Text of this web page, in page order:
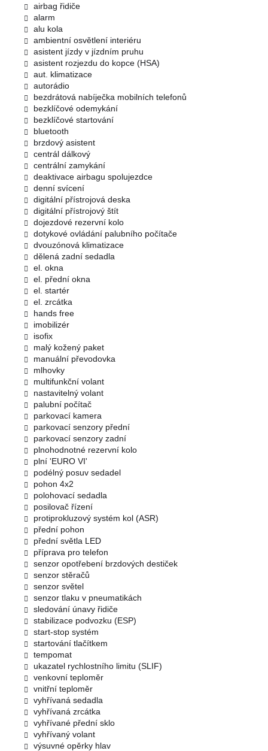
airbag řidiče
alarm
alu kola
ambientní osvětlení interiéru
asistent jízdy v jízdním pruhu
asistent rozjezdu do kopce (HSA)
aut. klimatizace
autorádio
bezdrátová nabíječka mobilních telefonů
bezklíčové odemykání
bezklíčové startování
bluetooth
brzdový asistent
centrál dálkový
centrální zamykání
deaktivace airbagu spolujezdce
denní svícení
digitální přístrojová deska
digitální přístrojový štít
dojezdové rezervní kolo
dotykové ovládání palubního počítače
dvouzónová klimatizace
dělená zadní sedadla
el. okna
el. přední okna
el. startér
el. zrcátka
hands free
imobilizér
isofix
malý kožený paket
manuální převodovka
mlhovky
multifunkční volant
nastavitelný volant
palubní počítač
parkovací kamera
parkovací senzory přední
parkovací senzory zadní
plnohodnotné rezervní kolo
plní 'EURO VI'
podélný posuv sedadel
pohon 4x2
polohovací sedadla
posilovač řízení
protiprokluzový systém kol (ASR)
přední pohon
přední světla LED
příprava pro telefon
senzor opotřebení brzdových destiček
senzor stěračů
senzor světel
senzor tlaku v pneumatikách
sledování únavy řidiče
stabilizace podvozku (ESP)
start-stop systém
startování tlačítkem
tempomat
ukazatel rychlostního limitu (SLIF)
venkovní teploměr
vnitřní teploměr
vyhřívaná sedadla
vyhřívaná zrcátka
vyhřívané přední sklo
vyhřívaný volant
výsuvné opěrky hlav